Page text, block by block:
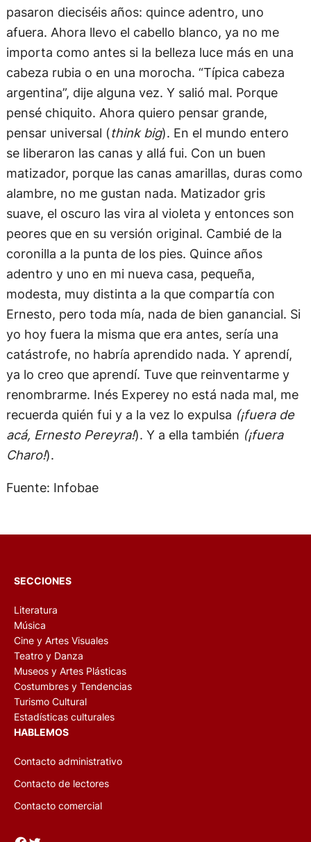
pasaron dieciséis años: quince adentro, uno
afuera. Ahora llevo el cabello blanco, ya no me
importa como antes si la belleza luce más en una
cabeza rubia o en una morocha. “Típica cabeza
argentina”, dije alguna vez. Y salió mal. Porque
pensé chiquito. Ahora quiero pensar grande,
pensar universal (think big). En el mundo entero
se liberaron las canas y allá fui. Con un buen
matizador, porque las canas amarillas, duras como
alambre, no me gustan nada. Matizador gris
suave, el oscuro las vira al violeta y entonces son
peores que en su versión original. Cambié de la
coronilla a la punta de los pies. Quince años
adentro y uno en mi nueva casa, pequeña,
modesta, muy distinta a la que compartía con
Ernesto, pero toda mía, nada de bien ganancial. Si
yo hoy fuera la misma que era antes, sería una
catástrofe, no habría aprendido nada. Y aprendí,
ya lo creo que aprendí. Tuve que reinventarme y
renombrarme. Inés Experey no está nada mal, me
recuerda quién fui y a la vez lo expulsa (¡fuera de
acá, Ernesto Pereyra!). Y a ella también (¡fuera
Charo!).
Fuente: Infobae
SECCIONES
Literatura
Música
Cine y Artes Visuales
Teatro y Danza
Museos y Artes Plásticas
Costumbres y Tendencias
Turismo Cultural
Estadísticas culturales
HABLEMOS
Contacto administrativo
Contacto de lectores
Contacto comercial